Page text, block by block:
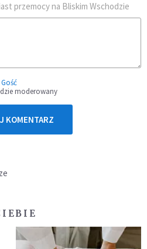
przemocy na Bliskim Wschodzie
moderowany
KOMENTARZ